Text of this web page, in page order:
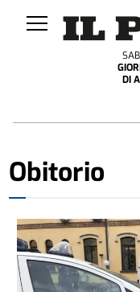
DI
Obitorio